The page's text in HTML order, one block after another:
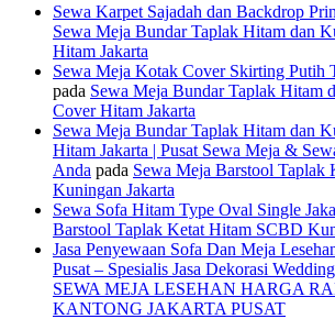
Sewa Karpet Sajadah dan Backdrop
Sewa Meja Bundar Taplak Hitam dan
Hitam Jakarta
Sewa Meja Kotak Cover Skirting Putih
pada Sewa Meja Bundar Taplak Hitam
Cover Hitam Jakarta
Sewa Meja Bundar Taplak Hitam dan
Hitam Jakarta | Pusat Sewa Meja &
Anda pada Sewa Meja Barstool Taplak
Kuningan Jakarta
Sewa Sofa Hitam Type Oval Single
Barstool Taplak Ketat Hitam SCBD
Jasa Penyewaan Sofa Dan Meja
Pusat – Spesialis Jasa Dekorasi
SEWA MEJA LESEHAN HARGA
KANTONG JAKARTA PUSAT